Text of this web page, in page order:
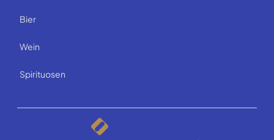
Bier
Wein
Spirituosen